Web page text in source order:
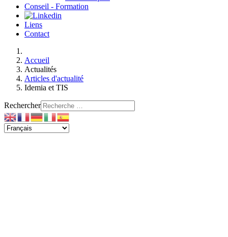
Conseil - Formation
Liens
Contact
Accueil
Actualités
Articles d'actualité
Idemia et TIS
Rechercher